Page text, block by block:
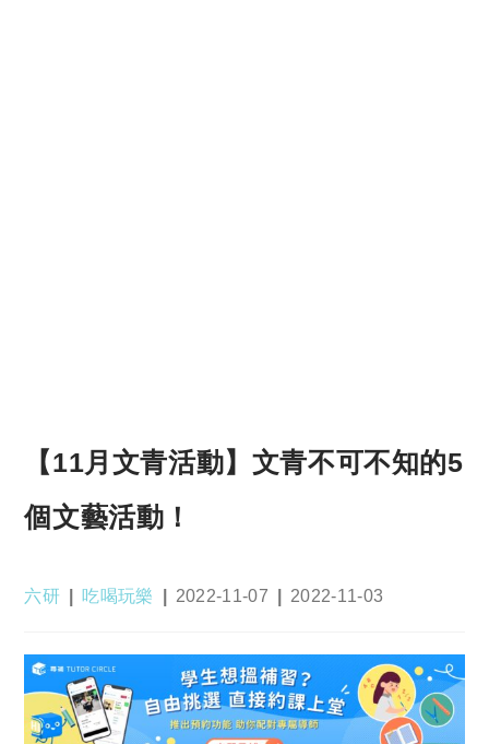
【11月文青活動】文青不可不知的5
個文藝活動！
Post
六研
Post
吃喝玩樂
Post
2022-11-07
Post
2022-11-03